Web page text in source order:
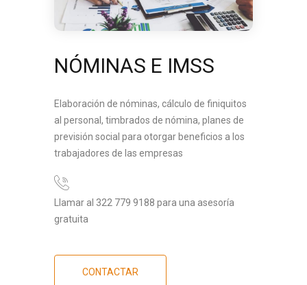
NÓMINAS E IMSS
Elaboración de nóminas, cálculo de finiquitos
al personal, timbrados de nómina, planes de
previsión social para otorgar beneficios a los
trabajadores de las empresas
Llamar al 322 779 9188 para una asesoría
gratuita
CONTACTAR